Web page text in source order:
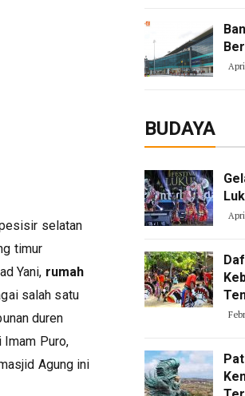
selatan
timur
Yani, rumah
salah satu
duren
Puro,
Agung ini
BUDAYA